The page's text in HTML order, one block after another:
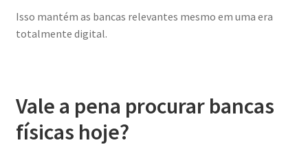
Isso mantém as bancas relevantes mesmo em uma era
totalmente digital.
Vale a pena procurar bancas
físicas hoje?